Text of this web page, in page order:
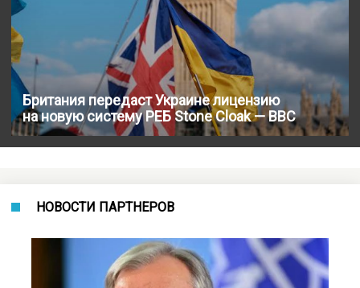
Британия передаст Украине лицензию
на новую систему РЕБ Stone Cloak — BBC
НОВОСТИ ПАРТНЕРОВ